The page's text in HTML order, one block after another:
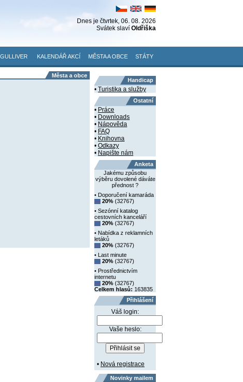
Dnes je čtvrtek, 06. 08. 2026
Svátek slaví Oldřiška
KALENDÁŘ AKCÍ MĚSTA A OBCE STÁTY
Města a obce
Handicap
• Turistika a služby
Ostatní
• Práce
• Downloads
• Nápověda
• FAQ
• Knihovna
• Odkazy
• Napište nám
Anketa
Jakému způsobu
výběru dovolené dáváte
přednost ?
• Doporučení kamaráda
20% (32767)
• Sezónní katalog
cestovních kanceláří
20% (32767)
• Nabídka z reklamních
letáků
20% (32767)
• Last minute
20% (32767)
• Prostřednictvím
internetu
20% (32767)
Celkem hlasů: 163835
Přihlášení
Váš login:
Vaše heslo:
• Nová registrace
Novinky mailem